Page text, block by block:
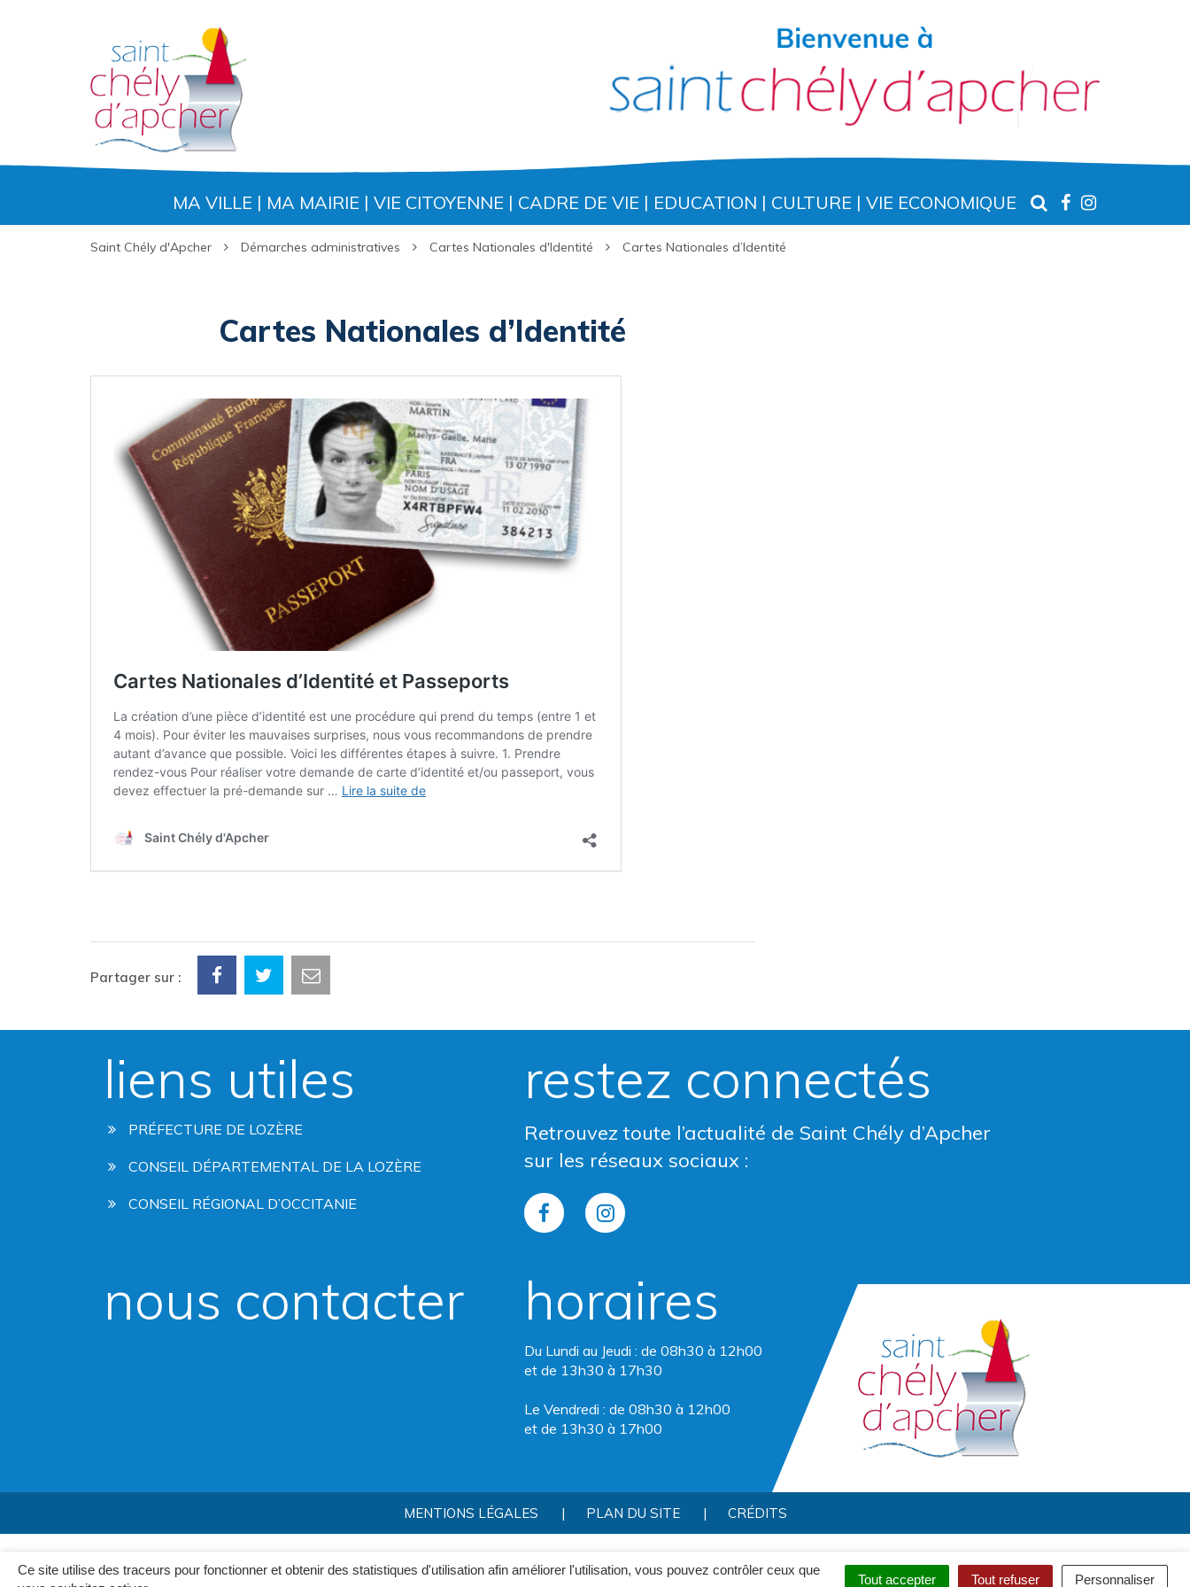
Ce site utilise des traceurs pour fonctionner et obtenir des statistiques d'utilisation afin améliorer l'utilisation, vous pouvez contrôler ceux que
Tout accepter Tout refuser Personnaliser
MA VILLE MA MAIRIE VIE CITOYENNE CADRE DE VIE EDUCATION CULTURE VIE ECONOMIQUE RECHERCHE
LIEN
VERSVERS
Saint Chély d'Apcher Démarches administratives Cartes Nationales d'Identité Cartes Nationales d’Identité
Cartes Nationales d’Identité
Partager sur :
liens utiles
PRÉFECTURE DE LOZÈRE
CONSEIL DÉPARTEMENTAL DE LA LOZÈRE
CONSEIL RÉGIONAL D’OCCITANIE
restez connectés
Retrouvez toute l’actualité de Saint Chély d’Apcher
sur les réseaux sociaux :
Lien
le
Facebook
Lien
le
Instagram
nous contacter horaires
Du Lundi au Jeudi : de 08h30 à 12h00
et de 13h30 à 17h30
Le Vendredi : de 08h30 à 12h00
et de 13h30 à 17h00
MENTIONS LÉGALES PLAN DU SITE CRÉDITS